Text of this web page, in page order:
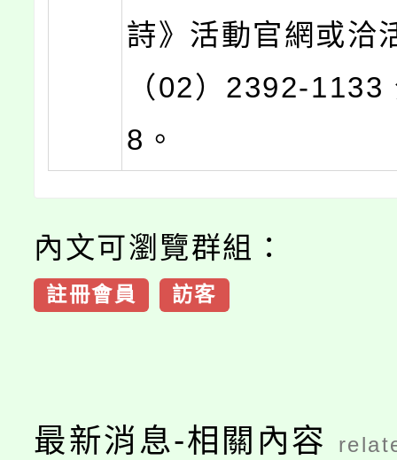
詩》活動官網或洽
（02）2392-
8。
內文可瀏覽群組：
註冊會員 訪客
最新消息-相關內容